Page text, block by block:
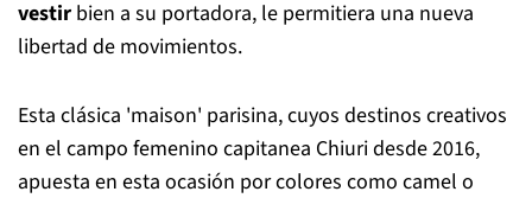
vestir bien a su portadora, le permitiera una nueva
libertad de movimientos.
Esta clásica 'maison' parisina, cuyos destinos creativos
en el campo femenino capitanea Chiuri desde 2016,
apuesta en esta ocasión por colores como camel o